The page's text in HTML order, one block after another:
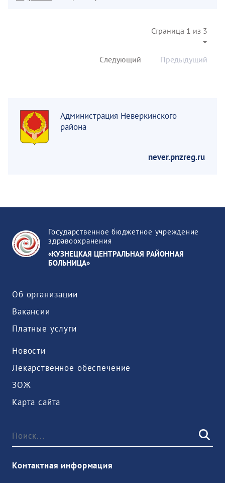
Страница 1 из 3
Предыдущий
Следующий
Администрация Неверкинского
района
never.pnzreg.ru
Государственное бюджетное учреждение
здравоохранения
«КУЗНЕЦКАЯ ЦЕНТРАЛЬНАЯ РАЙОННАЯ
БОЛЬНИЦА»
Об организации
Вакансии
Платные услуги
Новости
Лекарственное обеспечение
ЗОЖ
Карта сайта
Контактная информация